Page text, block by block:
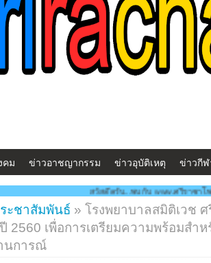
คม ข่าวอาชญากรรม ข่าวอุบัติเหตุ ข่าวกี
ครับ...พบกับ www.ศรีราชาโพสต์.com โฉมใหม่!! "สร้างสร
ะชาสัมพันธ์ » โรงพยาบาลสมิติเวช
2560 เพื่อการเตรียมความพร้อมสำ
นการณ์